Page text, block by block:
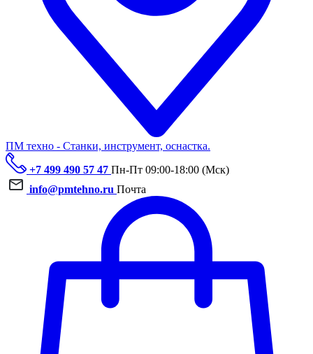
ПМ техно - Станки, инструмент, оснастка.
+7 499 490 57 47 Пн-Пт 09:00-18:00 (Мск)
info@pmtehno.ru Почта